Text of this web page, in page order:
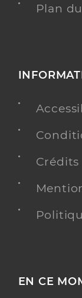
Plan
Crédits
EN CE